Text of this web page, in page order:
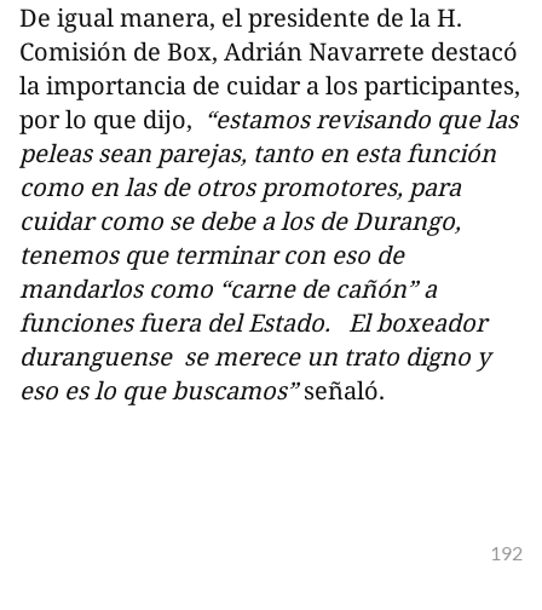
De igual manera, el presidente de la H.
Comisión de Box, Adrián Navarrete destacó
la importancia de cuidar a los participantes,
por lo que dijo, “estamos revisando que las
peleas sean parejas, tanto en esta función
como en las de otros promotores, para
cuidar como se debe a los de Durango,
tenemos que terminar con eso de
mandarlos como “carne de cañón” a
funciones fuera del Estado. El boxeador
duranguense se merece un trato digno y
eso es lo que buscamos”señaló.
192